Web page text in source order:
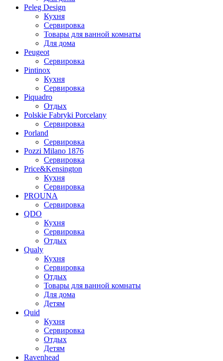
Peleg Design
Кухня
Сервировка
Товары для ванной комнаты
Для дома
Peugeot
Сервировка
Pintinox
Кухня
Сервировка
Piquadro
Отдых
Polskie Fabryki Porcelany
Сервировка
Porland
Сервировка
Pozzi Milano 1876
Сервировка
Price&Kensington
Кухня
Сервировка
PROUNA
Сервировка
QDO
Кухня
Сервировка
Отдых
Qualy
Кухня
Сервировка
Отдых
Товары для ванной комнаты
Для дома
Детям
Quid
Кухня
Сервировка
Отдых
Детям
Ravenhead